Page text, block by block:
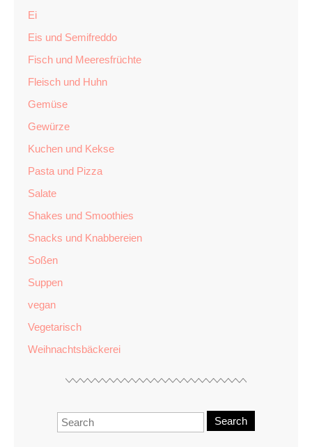
Ei
Eis und Semifreddo
Fisch und Meeresfrüchte
Fleisch und Huhn
Gemüse
Gewürze
Kuchen und Kekse
Pasta und Pizza
Salate
Shakes und Smoothies
Snacks und Knabbereien
Soßen
Suppen
vegan
Vegetarisch
Weihnachtsbäckerei
Search